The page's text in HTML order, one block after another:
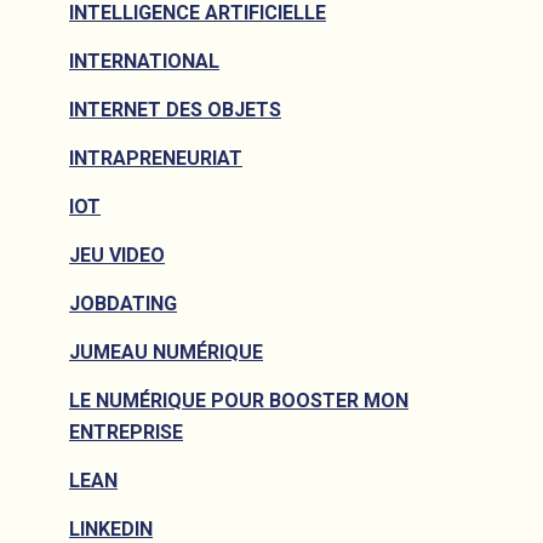
INTELLIGENCE ARTIFICIELLE
INTERNATIONAL
INTERNET DES OBJETS
INTRAPRENEURIAT
IOT
JEU VIDEO
JOBDATING
JUMEAU NUMÉRIQUE
LE NUMÉRIQUE POUR BOOSTER MON
ENTREPRISE
LEAN
LINKEDIN